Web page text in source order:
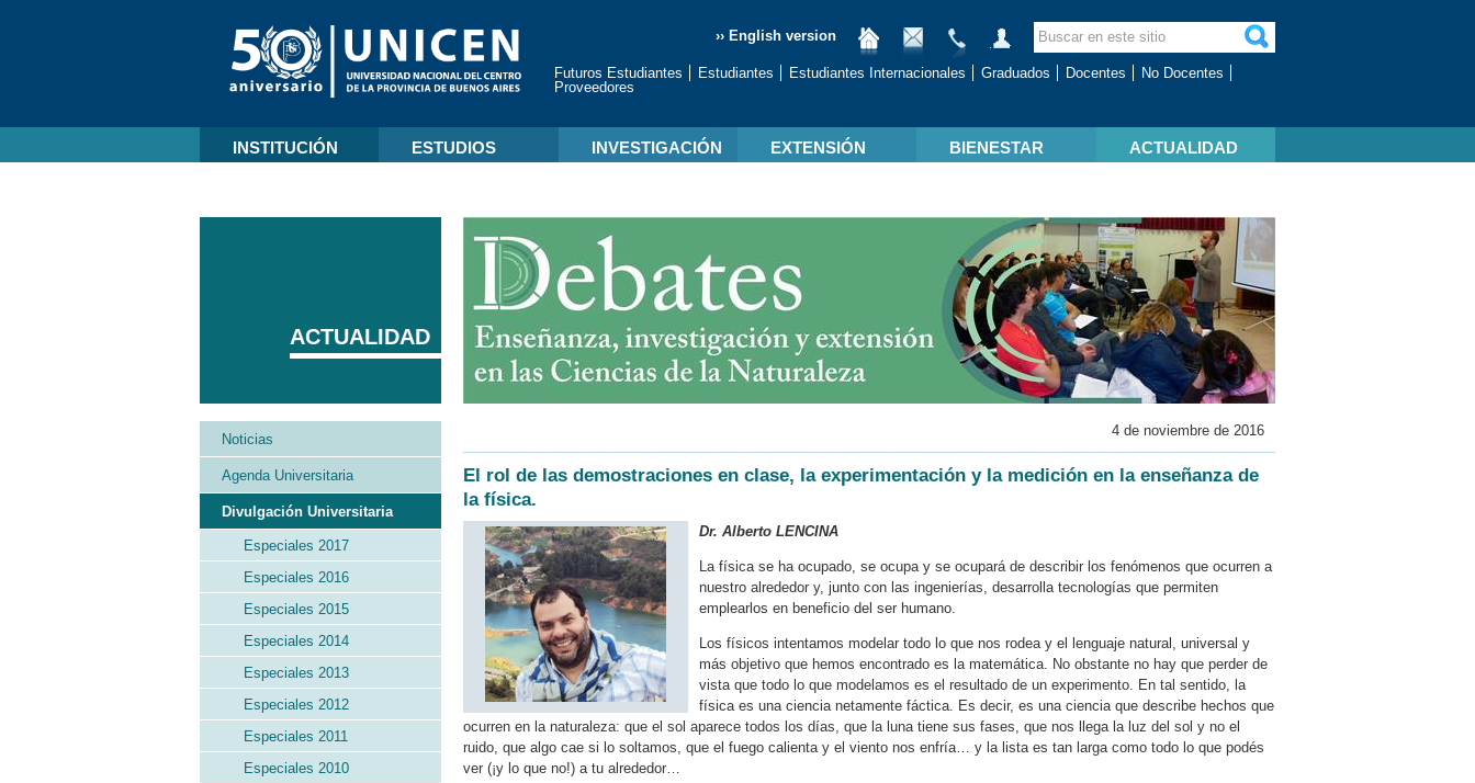
›› English version
Futuros Estudiantes Estudiantes Estudiantes Internacionales Graduados Docentes
No Docentes
Proveedores
INSTITUCIÓN ESTUDIOS INVESTIGACIÓN EXTENSIÓN BIENESTAR ACTUALIDAD
4 de noviembre de 2016
El rol de las demostraciones en clase, la experimentación y la medición en la enseñanza de
la física.
Dr. Alberto LENCINA
La física se ha ocupado, se ocupa y se ocupará de describir los fenómenos que ocurren a
nuestro alrededor y, junto con las ingenierías, desarrolla tecnologías que permiten
emplearlos en beneficio del ser humano.
Los físicos intentamos modelar todo lo que nos rodea y el lenguaje natural, universal y
más objetivo que hemos encontrado es la matemática. No obstante no hay que perder de
vista que todo lo que modelamos es el resultado de un experimento. En tal sentido, la
física es una ciencia netamente fáctica. Es decir, es una ciencia que describe hechos que
ocurren en la naturaleza: que el sol aparece todos los días, que la luna tiene sus fases, que nos llega la luz del sol y no el
ruido, que algo cae si lo soltamos, que el fuego calienta y el viento nos enfría… y la lista es tan larga como todo lo que podés
ver (¡y lo que no!) a tu alrededor…
ACTUALIDAD
Noticias
Agenda Universitaria
Divulgación Universitaria
Especiales 2017
Especiales 2016
Especiales 2015
Especiales 2014
Especiales 2013
Especiales 2012
Especiales 2011
Especiales 2010